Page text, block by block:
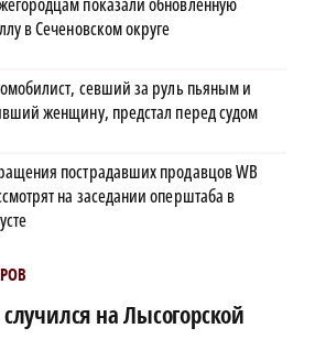
показали обновленную
в Сеченовском округе
севший за руль пьяным и
женщину, предстал перед судом
пострадавших продавцов WB
на заседании оперштаба в
на Лысогорской